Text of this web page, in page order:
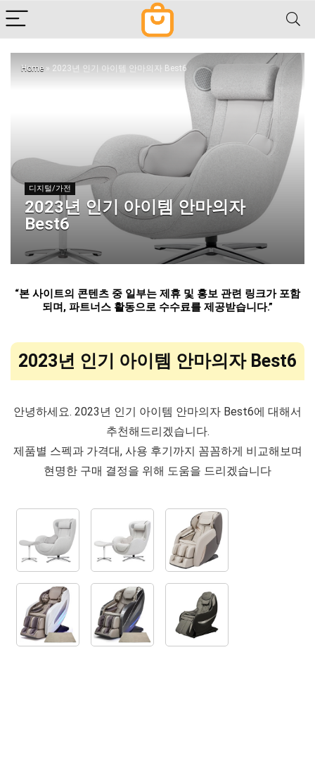
Home » 2023년 인기 아이템 안마의자 Best6
디지털/가전
2023년 인기 아이템 안마의자
Best6
“본 사이트의 콘텐츠 중 일부는 제휴 및 홍보 관련 링크가 포함
되며, 파트너스 활동으로 수수료를 제공받습니다.”
2023년 인기 아이템 안마의자 Best6
안녕하세요. 2023년 인기 아이템 안마의자 Best6에 대해서
추천해드리겠습니다.
제품별 스펙과 가격대, 사용 후기까지 꼼꼼하게 비교해보며
현명한 구매 결정을 위해 도움을 드리겠습니다